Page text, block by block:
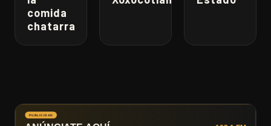
comida
chatarra